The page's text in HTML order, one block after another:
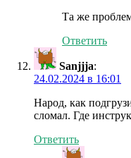
Та же
Ответить
Sanjjja:
24.02.2024 в 16:01
Народ, как
сломал. Где
Ответить